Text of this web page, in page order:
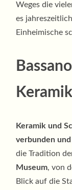
Weges die
es
Einheimische
Keramik und
verbunden
die Tradition
Museum, von
Blick auf die